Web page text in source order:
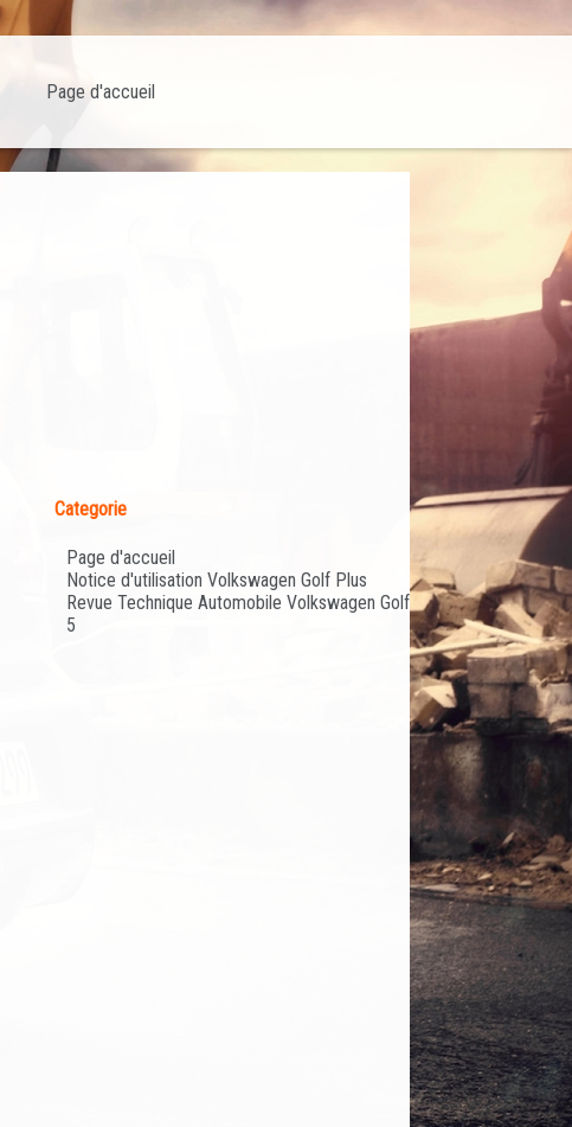
Page d'accueil
Categorie
Page d'accueil
Notice d'utilisation Volkswagen Golf Plus
Revue Technique Automobile Volkswagen Golf
5